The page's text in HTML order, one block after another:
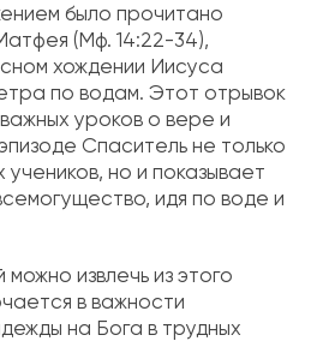
было прочитано
(Мф. 14:22-34),
хождении Иисуса
по водам. Этот отрывок
уроков о вере и
Спаситель не только
но и показывает
идя по воде и
извлечь из этого
в важности
на Бога в трудных